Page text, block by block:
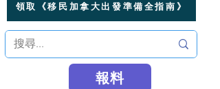
領取《移民加拿大出發準備全指南》
報料